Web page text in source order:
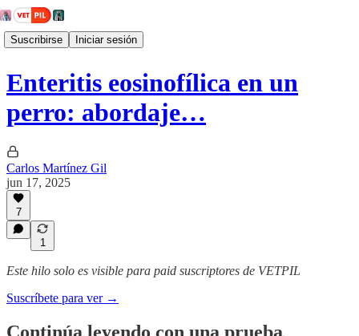
Suscribirse Iniciar sesión
Enteritis eosinofílica en un
perro: abordaje…
Carlos Martínez Gil
jun 17, 2025
7
1
Este hilo solo es visible para paid suscriptores de VETPIL
Suscríbete para ver →